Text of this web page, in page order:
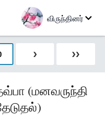
விருந்தினர்
❯ ❯❯
(மனவருந்தி